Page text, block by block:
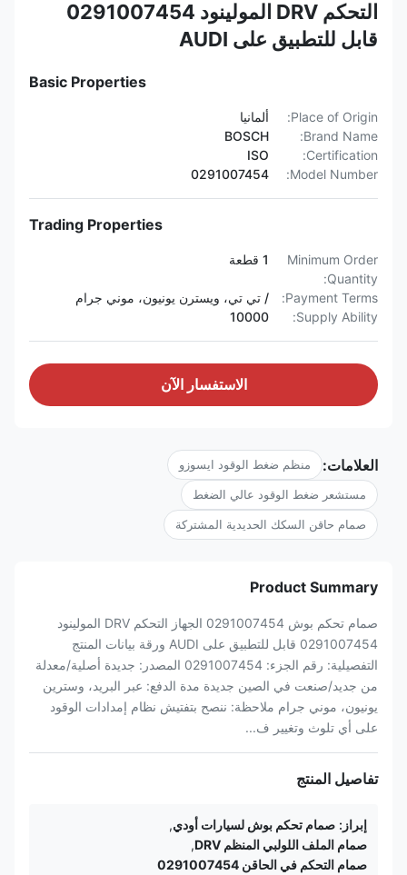
التحكم DRV المولينود 0291007454
قابل للتطبيق على AUDI
Basic Properties
Place of Origin:
ألمانيا
Brand Name:
BOSCH
Certification:
ISO
Model Number:
0291007454
Trading Properties
Minimum Order
Quantity:
1 قطعة
Payment Terms:
/ تي تي، ويسترن يونيون، موني جرام
Supply Ability:
10000
الاستفسار الآن
العلامات: منظم ضغط الوقود ايسوزو
مستشعر ضغط الوقود عالي الضغط
صمام حاقن السكك الحديدية المشتركة
Product Summary
صمام تحكم بوش 0291007454 الجهاز التحكم DRV المولينود
0291007454 قابل للتطبيق على AUDI ورقة بيانات المنتج
التفصيلية: رقم الجزء: 0291007454 المصدر: جديدة أصلية/معدلة
من جديد/صنعت في الصين جديدة مدة الدفع: عبر البريد، وسترين
يونيون، موني جرام ملاحظة: ننصح بتفتيش نظام إمدادات الوقود
على أي تلوث وتغيير ف...
تفاصيل المنتج
إبراز: صمام تحكم بوش لسيارات أودي,
صمام الملف اللولبي المنظم DRV
,
صمام التحكم في الحاقن 0291007454